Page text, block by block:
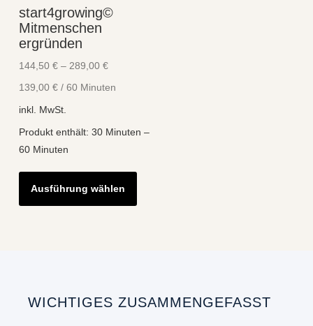
start4growing©
Mitmenschen
ergründen
144,50 €– 289,00 €
139,00 €/ 60 Minuten
inkl. MwSt.
Produkt enthält: 30 Minuten –
60 Minuten
Ausführung wählen
Dieses
weist
Optionen
WICHTIGES ZUSAMMENGEFASST